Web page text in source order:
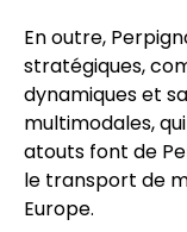
En outre,
stratégiques,
dynamiques et
multimodales,
atouts font de
le transport de
Europe.